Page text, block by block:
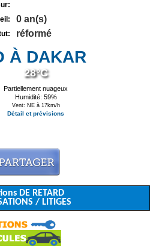
0 an(s)
réformé
À DAKAR
28°C
Partiellement nuageux
Humidité: 59%
Vent: NE à 17km/h
Détail et prévisions
DE RETARD
/ LITIGES